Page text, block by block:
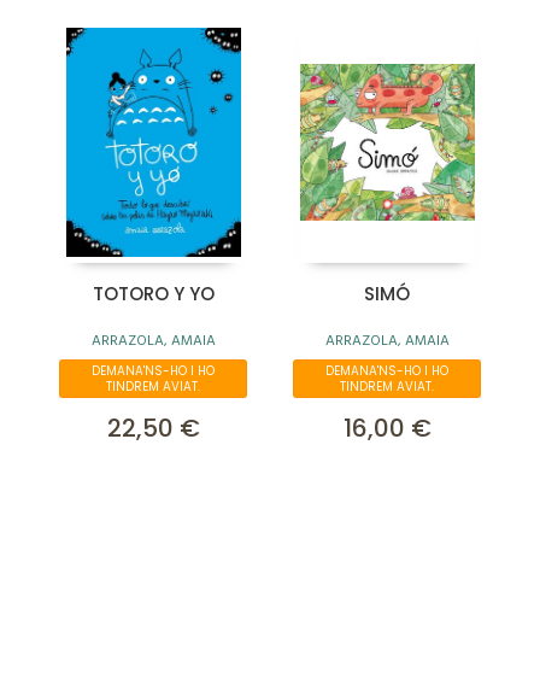
TOTORO Y YO
ARRAZOLA, AMAIA
DEMANA'NS-HO I HO
TINDREM AVIAT.
22,50 €
SIMÓ
ARRAZOLA, AMAIA
DEMANA'NS-HO I HO
TINDREM AVIAT.
16,00 €